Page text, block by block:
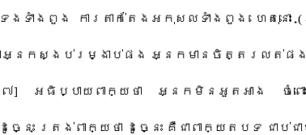
ង​ទាំងពួង​ ការ​តាក់តែង​អកុសល​ទាំងពួង​ ហេតុ​នោះ​
ា​អ្នក​ស្ងប់​រម្ងាប់​ផង​ អ្នកមាន​ចិត្ត​រលត់​ផ
​] អធិប្បាយ​ពាក្យ​ថា​ អ្នក​មិន​អួតអាង​ ចំពោះ​សី
ច្នេះ​ ត្រង់​ពាក្យ​ថា​ ដូច្នេះ​ គឺជា​ពាក្យ​តបទ​ ជាប់​ជ